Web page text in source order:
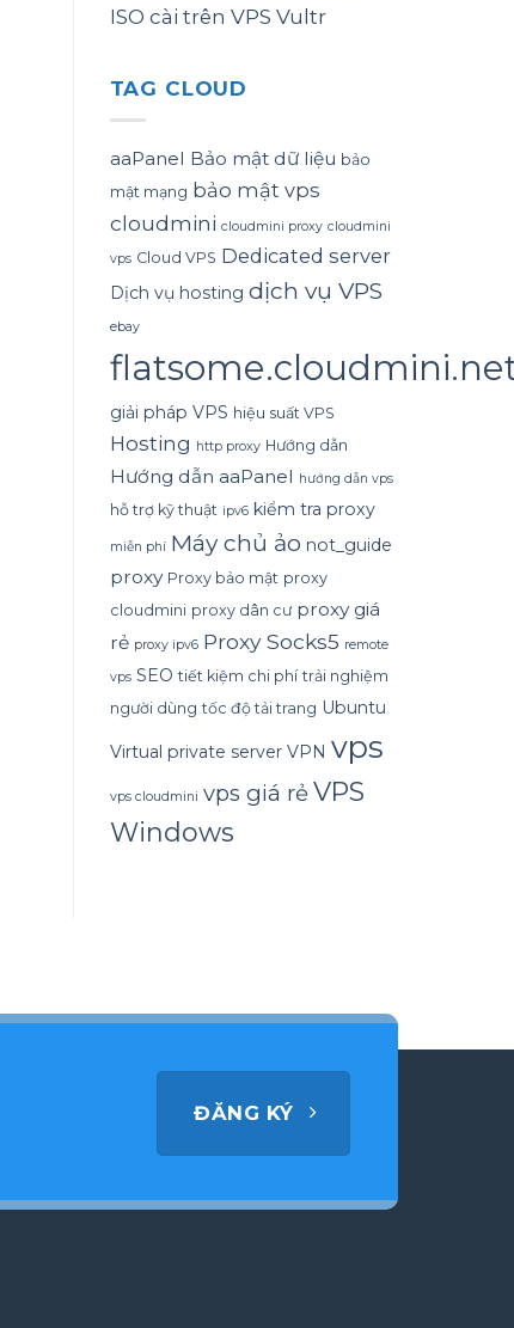
ISO cài trên VPS Vultr
TAG CLOUD
aaPanel Bảo mật dữ liệu bảo
mật mạng bảo mật vps
cloudmini cloudmini proxy cloudmini
vps Cloud VPS Dedicated server
Dịch vụ hosting dịch vụ VPS
ebay
giải pháp VPS hiệu suất VPS
Hosting http proxy Hướng dẫn
Hướng dẫn aaPanel hướng dẫn vps
hỗ trợ kỹ thuật ipv6 kiểm tra proxy
miễn phí Máy chủ ảo not_guide
proxy Proxy bảo mật proxy
cloudmini proxy dân cư proxy giá
rẻ proxy ipv6 Proxy Socks5 remote
vps SEO tiết kiệm chi phí trải nghiệm
người dùng tốc độ tải trang Ubuntu
Virtual private server VPN vps
vps cloudmini vps giá rẻVPS
Windows
ĐĂNG KÝ